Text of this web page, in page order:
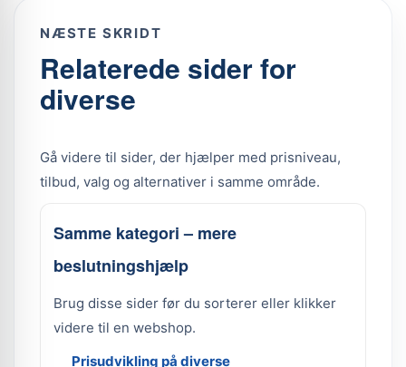
NÆSTE SKRIDT
Relaterede sider for
diverse
Gå videre til sider, der hjælper med prisniveau,
tilbud, valg og alternativer i samme område.
Samme kategori – mere
beslutningshjælp
Brug disse sider før du sorterer eller klikker
videre til en webshop.
Prisudvikling på diverse